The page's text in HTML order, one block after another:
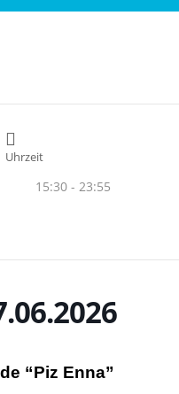
Uhrzeit
15:30 - 23:55
“Piz Enna”